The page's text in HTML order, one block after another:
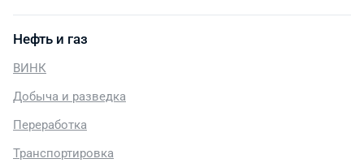
Нефть и газ
ВИНК
Добыча и разведка
Переработка
Транспортировка